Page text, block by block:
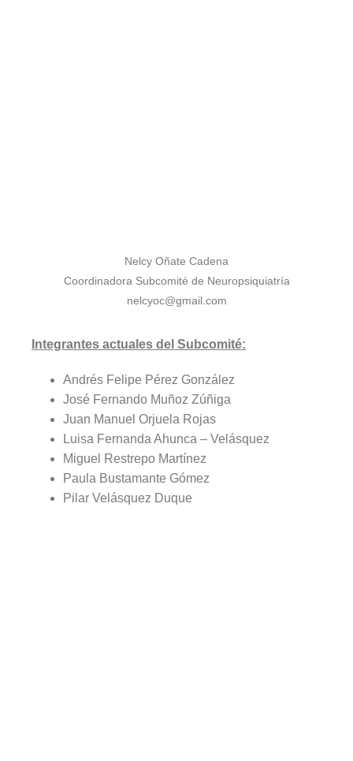
Nelcy Oñate Cadena
Coordinadora Subcomité de Neuropsiquiatría
nelcyoc@gmail.com
Integrantes actuales del Subcomité:
Andrés Felipe Pérez González
José Fernando Muñoz Zúñiga
Juan Manuel Orjuela Rojas
Luisa Fernanda Ahunca – Velásquez
Miguel Restrepo Martínez
Paula Bustamante Gómez
Pilar Velásquez Duque